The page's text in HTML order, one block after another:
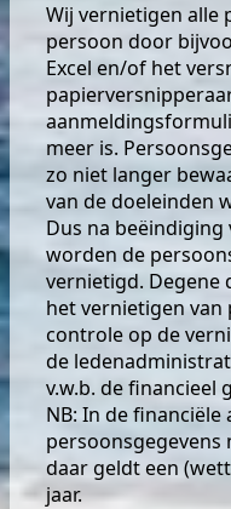
Wij vernietigen alle
persoon door
Excel en/of het
meer is.
zo niet langer
van de doeleinden
Dus na
worden de
vernietigd. Degene
het vernietigen van
controle op de
de
v.w.b. de financieel
NB: In de
persoonsgegevens
daar geldt een
jaar.